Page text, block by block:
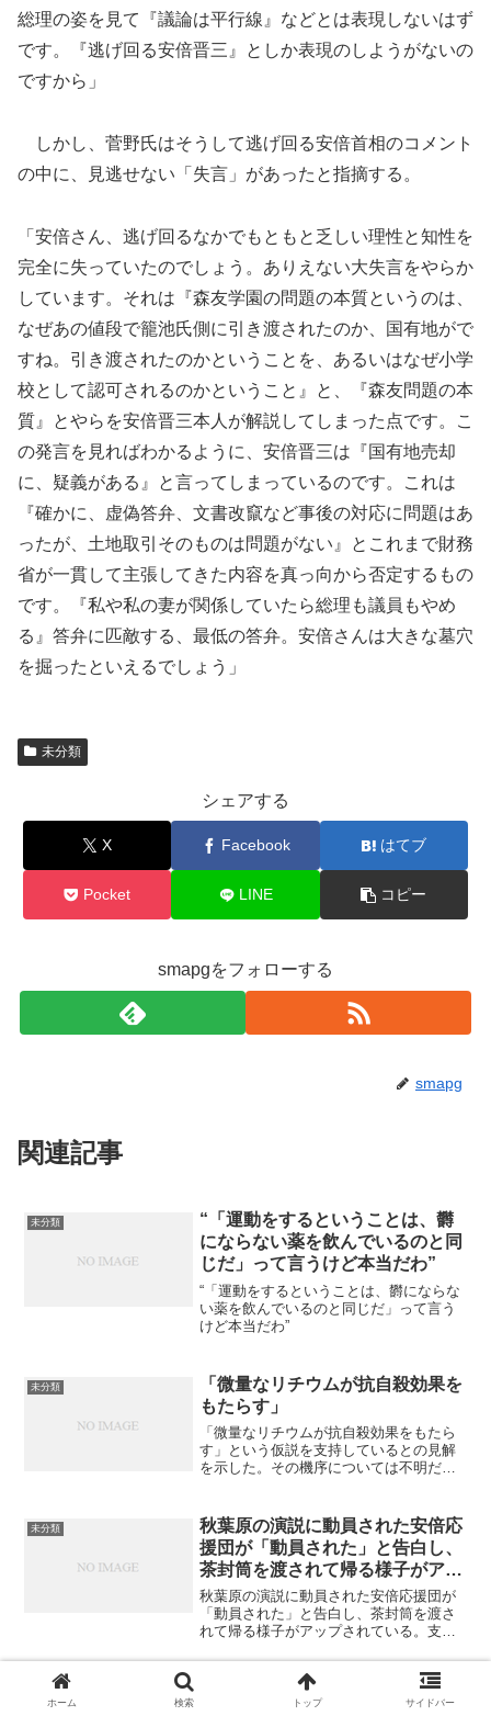
総理の姿を見て『議論は平行線』などとは表現しないはず
です。『逃げ回る安倍晋三』としか表現のしようがないの
ですから」
しかし、菅野氏はそうして逃げ回る安倍首相のコメント
の中に、見逃せない「失言」があったと指摘する。
「安倍さん、逃げ回るなかでもともと乏しい理性と知性を
完全に失っていたのでしょう。ありえない大失言をやらか
しています。それは『森友学園の問題の本質というのは、
なぜあの値段で籠池氏側に引き渡されたのか、国有地がで
すね。引き渡されたのかということを、あるいはなぜ小学
校として認可されるのかということ』と、『森友問題の本
質』とやらを安倍晋三本人が解説してしまった点です。こ
の発言を見ればわかるように、安倍晋三は『国有地売却
に、疑義がある』と言ってしまっているのです。これは
『確かに、虚偽答弁、文書改竄など事後の対応に問題はあ
ったが、土地取引そのものは問題がない』とこれまで財務
省が一貫して主張してきた内容を真っ向から否定するもの
です。『私や私の妻が関係していたら総理も議員もやめ
る』答弁に匹敵する、最低の答弁。安倍さんは大きな墓穴
を掘ったといえるでしょう」
未分類
シェアする
X Facebook はてブ
Pocket LINE コピー
smapgをフォローする
smapg
関連記事
未分類
“「運動をするということは、欝
にならない薬を飲んでいるのと同
じだ」って言うけど本当だわ”
“「運動をするということは、欝にならな
い薬を飲んでいるのと同じだ」って言う
けど本当だわ”
未分類
「微量なリチウムが抗自殺効果を
もたらす」
「微量なリチウムが抗自殺効果をもたら
す」という仮説を支持しているとの見解
を示した。その機序については不明だ
えて、「自殺企図群や男性グループのみ
で血中リチウム濃度が有意に...
未分類
秋葉原の演説に動員された安倍応
援団が「動員された」と告白し、
茶封筒を渡されて帰る様子がアッ
プされている。
秋葉原の演説に動員された安倍応援団が
「動員された」と告白し、茶封筒を渡さ
れて帰る様子がアップされている。支援
なく、支援されているように見せるには
どうすればいいかだけ工夫している最終
結果だけを整える
未分類
ホーム 検索 トップ サイドバー